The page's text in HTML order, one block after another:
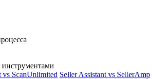
vs ScanUnlimited Seller Assistant vs SellerAmp